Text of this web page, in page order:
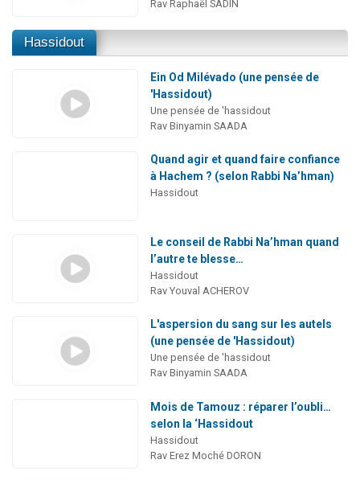
Rav Raphaël SADIN
Hassidout
Ein Od Milévado (une pensée de
'Hassidout)
Une pensée de 'hassidout
Rav Binyamin SAADA
Quand agir et quand faire confiance
à Hachem ? (selon Rabbi Na’hman)
Hassidout
Le conseil de Rabbi Na’hman quand
l’autre te blesse…
Hassidout
Rav Youval ACHEROV
L'aspersion du sang sur les autels
(une pensée de 'Hassidout)
Une pensée de 'hassidout
Rav Binyamin SAADA
Mois de Tamouz : réparer l’oubli…
selon la ‘Hassidout
Hassidout
Rav Erez Moché DORON